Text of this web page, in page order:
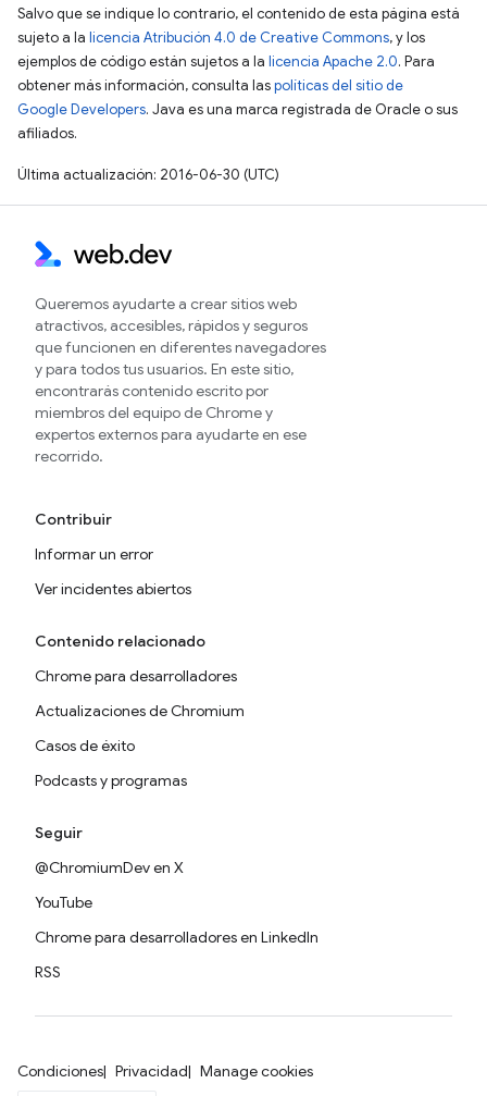
Salvo que se indique lo contrario, el contenido de esta página está
sujeto a la licencia Atribución 4.0 de Creative Commons, y los
ejemplos de código están sujetos a la licencia Apache 2.0. Para
obtener más información, consulta laspolíticas del sitio de
Google Developers. Java es una marca registrada de Oracle o sus
afiliados.
Última actualización: 2016-06-30 (UTC)
Queremos ayudarte a crear sitios web
atractivos, accesibles, rápidos y seguros
que funcionen en diferentes navegadores
y para todos tus usuarios. En este sitio,
encontrarás contenido escrito por
miembros del equipo de Chrome y
expertos externos para ayudarte en ese
recorrido.
Contribuir
Informar un error
Ver incidentes abiertos
Contenido relacionado
Chrome para desarrolladores
Actualizaciones de Chromium
Casos de éxito
Podcasts y programas
Seguir
@ChromiumDev en X
YouTube
Chrome para desarrolladores en LinkedIn
RSS
Condiciones Privacidad Manage cookies